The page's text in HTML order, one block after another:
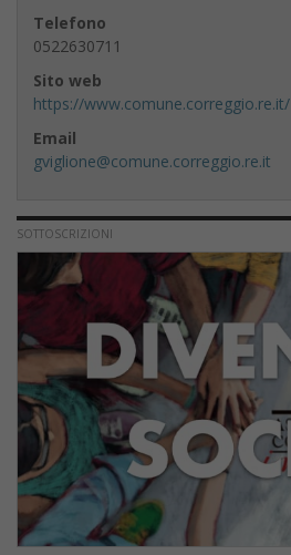
Telefono
0522630711
Sito web
https://www.comune.correggio.re.it/
Email
gviglione@comune.correggio.re.it
SOTTOSCRIZIONI